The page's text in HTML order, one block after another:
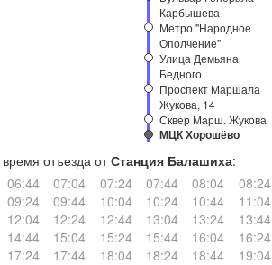
Карбышева
Метро "Народное
Ополчение"
Улица Демьяна
Бедного
Проспект Маршала
Жукова, 14
Сквер Марш. Жукова
МЦК Хорошёво
время отъезда отСтанция Балашиха:
06:44
07:04 07:24 07:44 08:04 08:24
09:24
09:44 10:04 10:24 10:44 11:04
12:04
12:24 12:44 13:04 13:24 13:44
14:44
15:04 15:24 15:44 16:04 16:24
17:24
17:44 18:04 18:24 18:44 19:04